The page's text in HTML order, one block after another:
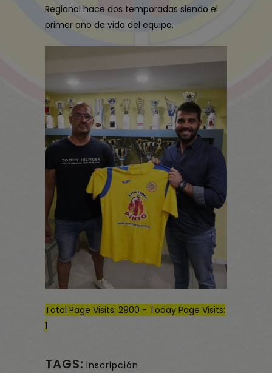
Regional hace dos temporadas siendo el
primer año de vida del equipo.
Total Page Visits: 2900 - Today Page Visits:
1
TAGS: inscripción